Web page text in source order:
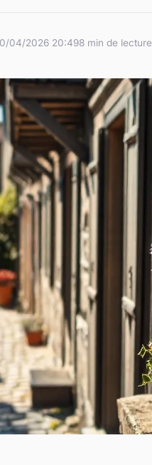
04/2026 20:498 min de lecture